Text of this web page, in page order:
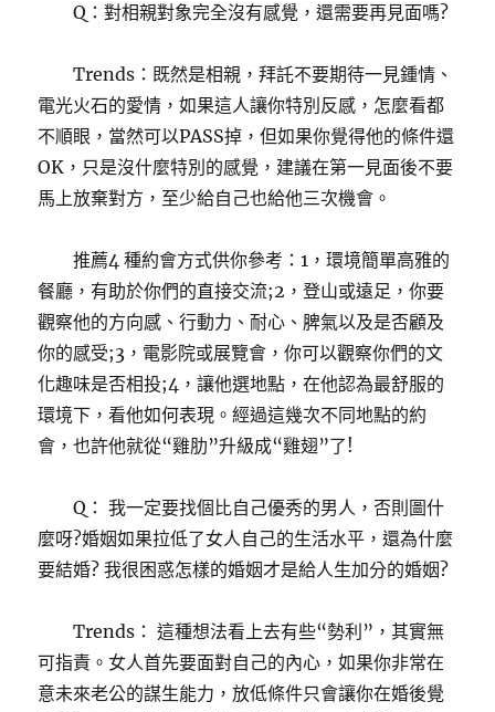
Q：對相親對象完全沒有感覺，還需要再見面嗎?
Trends：既然是相親，拜託不要期待一見鍾情、
電光火石的愛情，如果這人讓你特別反感，怎麼看都
不順眼，當然可以PASS掉，但如果你覺得他的條件還
OK，只是沒什麼特別的感覺，建議在第一見面後不要
馬上放棄對方，至少給自己也給他三次機會。
推薦4 種約會方式供你參考：1，環境簡單高雅的
餐廳，有助於你們的直接交流;2，登山或遠足，你要
觀察他的方向感、行動力、耐心、脾氣以及是否顧及
你的感受;3，電影院或展覽會，你可以觀察你們的文
化趣味是否相投;4，讓他選地點，在他認為最舒服的
環境下，看他如何表現。經過這幾次不同地點的約
會，也許他就從“雞肋”升級成“雞翅”了!
Q： 我一定要找個比自己優秀的男人，否則圖什
麼呀?婚姻如果拉低了女人自己的生活水平，還為什麼
要結婚? 我很困惑怎樣的婚姻才是給人生加分的婚姻?
Trends： 這種想法看上去有些“勢利”，其實無
可指責。女人首先要面對自己的內心，如果你非常在
意未來老公的謀生能力，放低條件只會讓你在婚後覺